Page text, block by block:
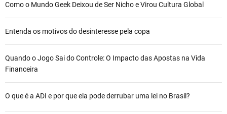
Como o Mundo Geek Deixou de Ser Nicho e Virou Cultura Global
Entenda os motivos do desinteresse pela copa
Quando o Jogo Sai do Controle: O Impacto das Apostas na Vida
Financeira
O que é a ADI e por que ela pode derrubar uma lei no Brasil?